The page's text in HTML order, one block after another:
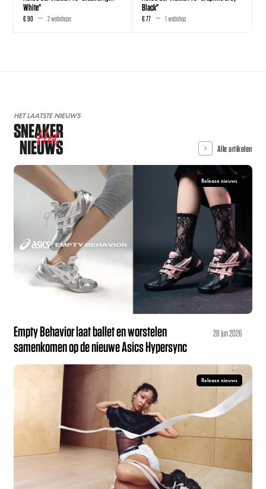
White"
€ 90 2 webshops
Black"
€ 77 1 webshop
HET LAATSTE NIEUWS
SNEAKER
NIEUWS
Hot Alle artikelen
Release nieuws
Empty Behavior laat ballet en worstelen
samenkomen op de nieuwe Asics Hypersync
28 jun 2026
Release nieuws